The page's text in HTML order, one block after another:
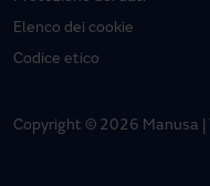
Elenco dei cookie
Codice etico
Copyright © 2026 Manusa